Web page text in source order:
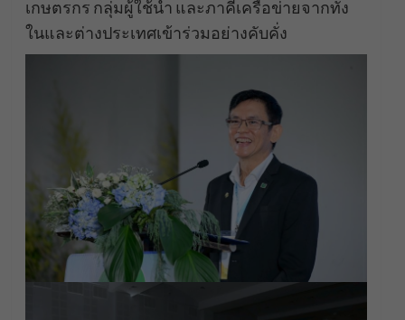
เกษตรกร กลุ่มผู้ใช้น้ำ และภาคีเครือข่ายจากทั้ง
ในและต่างประเทศเข้าร่วมอย่างคับคั่ง